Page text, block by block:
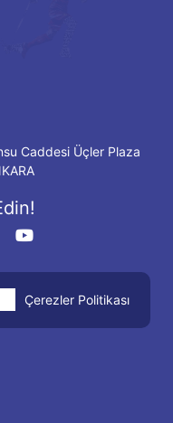
Caddesi Üçler Plaza
Çerezler Politikası